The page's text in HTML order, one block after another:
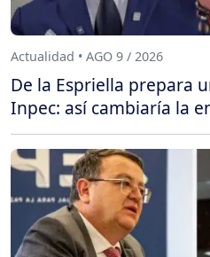
Actualidad • AGO 9 / 2026
De la Espriella prepara
Inpec: así cambiaría la